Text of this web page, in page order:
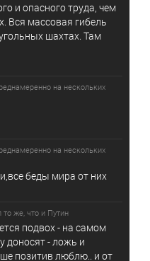
и опасного труда, чем
Вся массовая гибель
шахтах. Там
на нескольких
на нескольких
беды мира от них
же, что и Путин
подвох - на самом
доносят - ложь и
позитив люблю.. и от